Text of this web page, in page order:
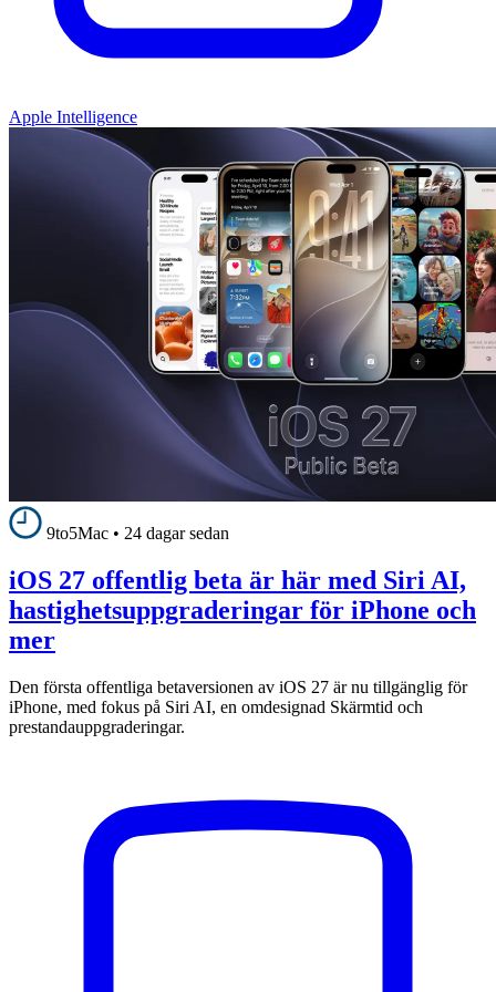
Apple Intelligence
9to5Mac • 24 dagar sedan
iOS 27 offentlig beta är här med Siri AI,
hastighetsuppgraderingar för iPhone och
mer
Den första offentliga betaversionen av iOS 27 är nu tillgänglig för
iPhone, med fokus på Siri AI, en omdesignad Skärmtid och
prestandauppgraderingar.